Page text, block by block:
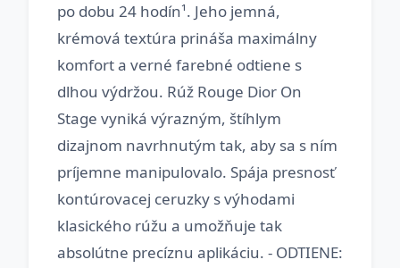
po dobu 24 hodín¹. Jeho jemná,
krémová textúra prináša maximálny
komfort a verné farebné odtiene s
dlhou výdržou. Rúž Rouge Dior On
Stage vyniká výrazným, štíhlym
dizajnom navrhnutým tak, aby sa s ním
príjemne manipulovalo. Spája presnosť
kontúrovacej ceruzky s výhodami
klasického rúžu a umožňuje tak
absolútne precíznu aplikáciu. - ODTIENE: